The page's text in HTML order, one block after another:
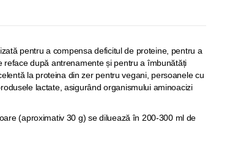
pentru a compensa deficitul de proteine, pentru a
reface după antrenamente și pentru a îmbunătăți
la proteina din zer pentru vegani, persoanele cu
lactate, asigurând organismului aminoacizi
(aproximativ 30 g) se diluează în 200-300 ml de